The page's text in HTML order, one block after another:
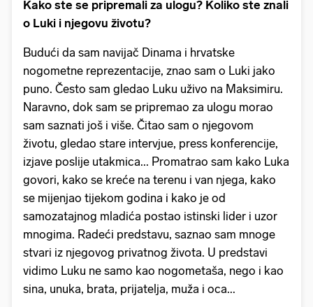
Kako ste se pripremali za ulogu? Koliko ste znali
o Luki i njegovu životu?
Budući da sam navijač Dinama i hrvatske
nogometne reprezentacije, znao sam o Luki jako
puno. Često sam gledao Luku uživo na Maksimiru.
Naravno, dok sam se pripremao za ulogu morao
sam saznati još i više. Čitao sam o njegovom
životu, gledao stare intervjue, press konferencije,
izjave poslije utakmica... Promatrao sam kako Luka
govori, kako se kreće na terenu i van njega, kako
se mijenjao tijekom godina i kako je od
samozatajnog mladića postao istinski lider i uzor
mnogima. Radeći predstavu, saznao sam mnoge
stvari iz njegovog privatnog života. U predstavi
vidimo Luku ne samo kao nogometaša, nego i kao
sina, unuka, brata, prijatelja, muža i oca...